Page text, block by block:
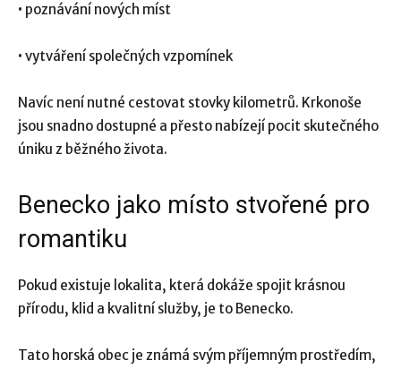
• poznávání nových míst
• vytváření společných vzpomínek
Navíc není nutné cestovat stovky kilometrů. Krkonoše
jsou snadno dostupné a přesto nabízejí pocit skutečného
úniku z běžného života.
Benecko jako místo stvořené pro
romantiku
Pokud existuje lokalita, která dokáže spojit krásnou
přírodu, klid a kvalitní služby, je to Benecko.
Tato horská obec je známá svým příjemným prostředím,